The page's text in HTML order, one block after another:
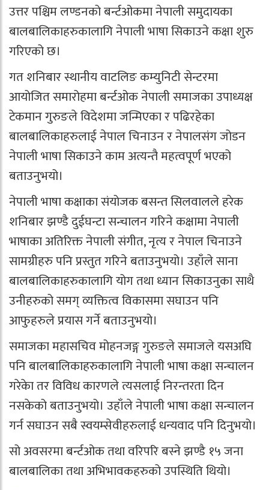
उत्तर पश्चिम लण्डनको बर्न्टओकमा नेपाली समुदायका
बालबालिकाहरुकालागि नेपाली भाषा सिकाउने कक्षा शुरु
गरिएको छ।
गत शनिबार स्थानीय वाटलिङ कम्युनिटी सेन्टरमा
आयोजित समारोहमा बर्न्टओक नेपाली समाजका उपाध्यक्ष
टेकमान गुरुङले विदेशमा जन्म‌िएका र पढिरहेका
बालबालिकाहरुलाई नेपाल चिनाउन र नेपालसंग जोडन
नेपाली भाषा सिकाउने काम अत्यन्तै महत्वपूर्ण भएको
बताउनुभयो।
नेपाली भाषा कक्षाका संयोजक बसन्त सिलवालले हरेक
शनिबार झण्डै दुईघन्टा सन्चालन गरिने कक्षामा नेपाली
भाषाका अतिरिक्त नेपाली संगीत, नृत्य र नेपाल चिनाउने
सामग्रीहरु पनि प्रस्तुत गरिने बताउनुभयो। उहाँले साना
बालबालिकाहरुकालागि योग तथा ध्यान सिकाउनुका साथै
उनीहरुको समग् व्यक्तित्व विकासमा सघाउन पनि
आफुहरुले प्रयास गर्ने बताउनुभयो।
समाजका महासचिव मोहनजङ्ग गुरुङले समाजले यसअघि
पनि बालबालिकाहरुकालागि नेपाली भाषा कक्षा सन्चालन
गरेकेा तर विविध कारणले त्यसलाई निरन्तरता दिन
नसकेको बताउनुभयो। उहाँले नेपाली भाषा कक्षा सन्चालन
गर्न सघाउन सबै स्वयम्सेवीहरुलाई धन्यवाद पनि दिनुभयो।
सो अवसरमा बर्न्टओक तथा वरिपरि बस्ने झण्डै १५ जना
बालबालिका तथा अभिभावकहरुको उपस्थिति थियो।